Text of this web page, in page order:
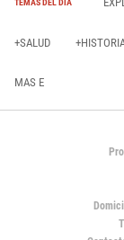
TEMAS DEL DÍA
+SALUD
MAS E